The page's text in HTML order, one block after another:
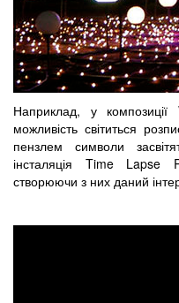
Наприклад, у
можливість світиться
пензлем символи
інсталяція Time Lapse
створюючи з них даний